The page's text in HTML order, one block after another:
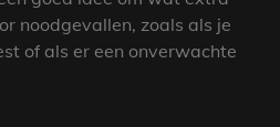
noodgevallen, zoals als je
of als er een onverwachte